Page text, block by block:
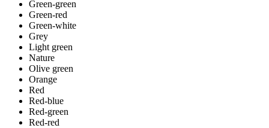
Green-green
Green-red
Green-white
Grey
Light green
Nature
Olive green
Orange
Red
Red-blue
Red-green
Red-red